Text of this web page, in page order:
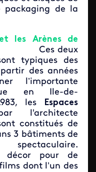
packaging de la
et les Arènes de
Ces deux
typiques des
des années
l’importante
en Ile-de-
les
Espaces
l'architecte
constitués de
3 bâtiments de
décor pour de
dont l’un des